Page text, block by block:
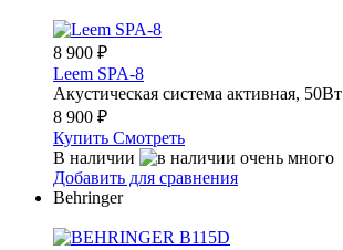
8 900 ₽
Leem SPA-8
Акустическая система активная, 50Вт
8 900 ₽
Купить Смотреть
В наличии
Добавить для сравнения
Behringer